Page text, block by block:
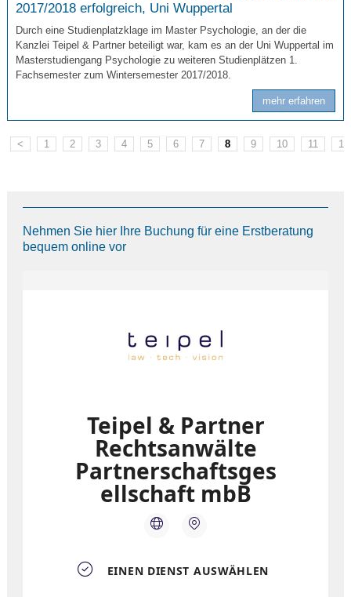
2017/2018 erfolgreich, Uni Wuppertal
Durch eine Studienplatzklage im Master Psychologie, an der die
Kanzlei Teipel & Partner beteiligt war, kam es an der Uni Wuppertal im
Masterstudiengang Psychologie zu weiteren Studienplätzen 1.
Fachsemester zum Wintersemester 2017/2018.
mehr erfahren
< 1 2 3 4 5 6 7 8 9 10 11 12
Nehmen Sie hier Ihre Buchung für eine Erstberatung
bequem online vor